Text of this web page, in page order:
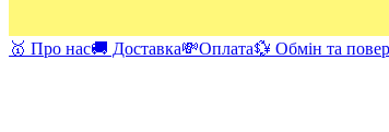
🥇 Про нас🚚 Доставка💸Оплата💱 Обмін та